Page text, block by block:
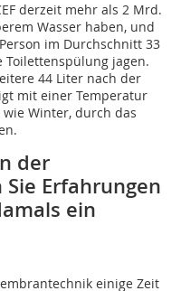
derzeit mehr als 2 Mrd.
Wasser haben, und
im Durchschnitt 33
Toilettenspülung jagen.
44 Liter nach der
mit einer Temperatur
wie Winter, durch das
der
Erfahrungen
ein
einige Zeit